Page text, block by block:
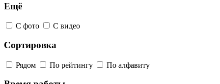
Ещё
С фото С видео
Сортировка
Рядом По рейтингу По алфавиту